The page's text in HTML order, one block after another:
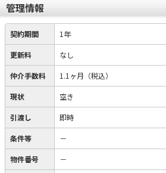
管理情報
契約期間 1年
更新料 なし
仲介手数料 1.1ヶ月（税込）
現状 空き
引渡し 即時
条件等 －
物件番号 －